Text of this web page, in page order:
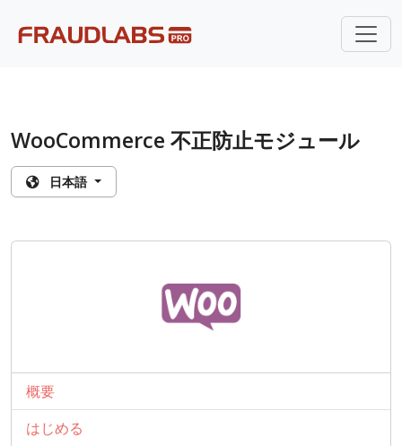
WooCommerce 不正防止モジュール
日本語
概要
はじめる